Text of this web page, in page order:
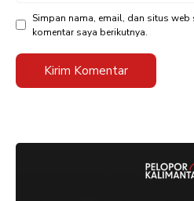
Simpan nama, email, dan situs
komentar saya berikutnya.